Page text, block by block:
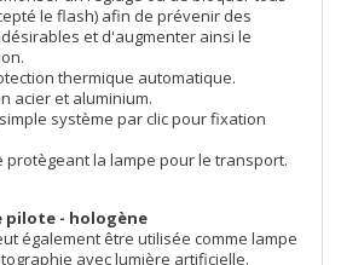
le flash) afin de prévenir des
et d'augmenter ainsi le
thermique automatique.
acier et aluminium.
système par clic pour fixation
protègeant la lampe pour le transport.
pilote - hologène
également être utilisée comme lampe
avec lumière artificielle.